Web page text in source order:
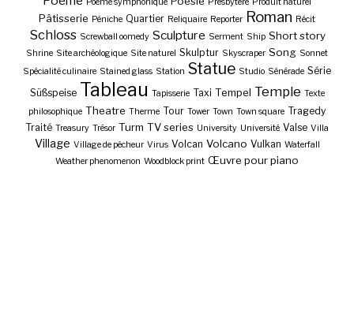
Poème symphonique Presbytère Produit naturel
Pâtisserie Péniche Quartier Reliquaire Reporter Roman Récit
Schloss Screwball oomedy Sculpture Serment Ship Short story
Shrine Site archéologique Site naturel Skulptur Skyscraper Song Sonnet
Spécialité culinaire Stained glass Station Statue Studio Sénérade Série
Süßspeise Tableau Tapisserie Taxi Tempel Temple Texte
philosophique Theatre Therme Tour Tower Town Town square Tragedy
Traité Treasury Trésor Turm TV series University Université Valse Villa
Village Village de pêcheur Virus Volcan Volcano Vulkan Waterfall
Weather phenomenon Woodblock print Œuvre pour piano